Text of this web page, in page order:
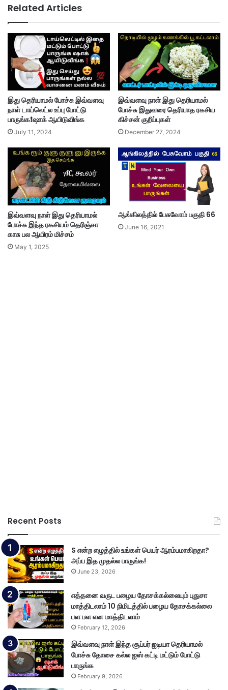
Related Articles
இது தெரியாமல் போச்சு இவ்வளவு
நாள் டாய்லெட்ல உப்பு போட்டு
பாருங்க❗ஷாக் ஆயிடுவிங்க
July 11, 2024
இவ்வளவு நாள் இது தெரியாமல்
போச்சு இதுவரை தெரியாத ரகசிய
கிச்சன் குறிப்புகள்
December 27, 2024
இவ்வளவு நாள் இது தெரியாமல்
போச்சு இந்த ரகசியம் தெரிஞ்சா
காசு பல ஆயிரம் மிச்சம்
May 1, 2025
ஆங்கிலத்தில் பேசுவோம் பகுதி 66
June 16, 2021
Recent Posts
S என்ற எழுத்தில் உங்கள் பெயர் ஆரம்பமாகிறதா?
அப்ப இத முதல்ல பாருங்க!
June 23, 2026
எத்தனை வருட பழைய தோசக்கல்லையும் புதுசா
மாத்திடலாம் 10 நிமிடத்தில் பழைய தோசக்கல்லை
பள பள என மாத்திடலாம்
February 12, 2026
இவ்வளவு நாள் இந்த சூப்பர் ஐடியா தெரியாமல்
போச்சு தோசை கல்ல ஐஸ் கட்டி மட்டும் போட்டு
பாருங்க
February 9, 2026